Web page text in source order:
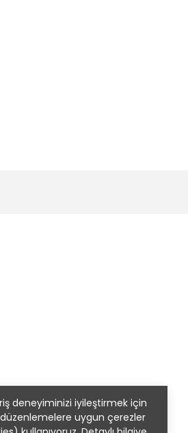
deneyiminizi iyileştirmek için
uygun çerezler